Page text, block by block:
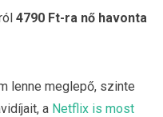
4790 Ft-ra nő havonta
lenne meglepő, szinte
a Netflix is most